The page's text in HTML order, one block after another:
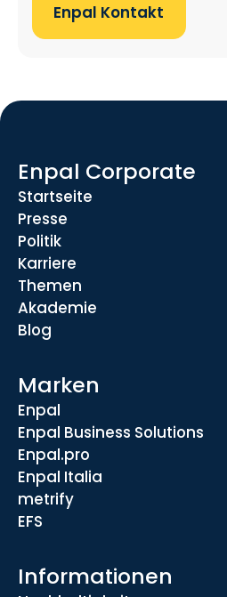
Enpal Kontakt
Enpal Corporate
Startseite
Presse
Politik
Karriere
Themen
Akademie
Blog
Marken
Enpal
Enpal Business Solutions
Enpal.pro
Enpal Italia
metrify
EFS
Informationen